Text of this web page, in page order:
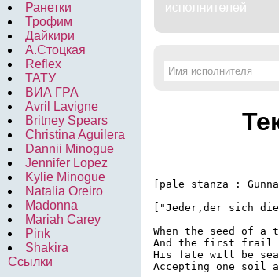
Ранетки
Трофим
Дайкири
А.Стоцкая
Reflex
ТАТУ
ВИА ГРА
Avril Lavigne
Britney Spears
Christina Aguilera
Dannii Minogue
Jennifer Lopez
Kylie Minogue
Natalia Oreiro
Madonna
Mariah Carey
Pink
Shakira
Ссылки
[pale stanza :
["Jeder,der sich
When the seed of
And the first frail
His fate will be
Accepting one soil